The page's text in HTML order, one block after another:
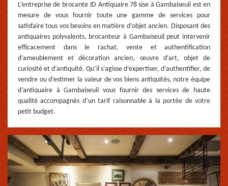
L’entreprise de brocante JD Antiquaire 78 sise à Gambaiseuil est en
mesure de vous fournir toute une gamme de services pour
satisfaire tous vos besoins en matière d’objet ancien. Disposant des
antiquaires polyvalents, brocanteur à Gambaiseuil peut intervenir
efficacement dans le rachat, vente et authentification
d’ameublement et décoration ancien, œuvre d’art, objet de
curiosité et d’antiquité. Qu’il s’agisse d’expertiser, d’authentifier, de
vendre ou d’estimer la valeur de vos biens antiquités, notre équipe
d’antiquaire à Gambaiseuil vous fournir des services de haute
qualité accompagnés d’un tarif raisonnable à la portée de votre
petit budget.